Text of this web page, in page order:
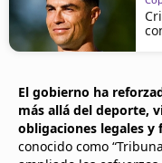
El gobierno ha
más allá del deporte,
obligaciones legales y
conocido como